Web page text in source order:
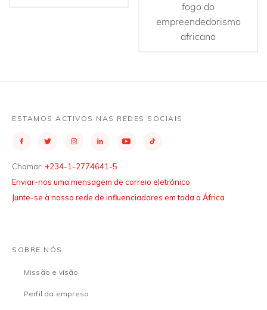
fogo do
empreendedorismo
africano
ESTAMOS ACTIVOS NAS REDES SOCIAIS
Chamar: +234-1-2774641-5
Enviar-nos uma mensagem de correio eletrónico
Junte-se à nossa rede de influenciadores em toda a África
SOBRE NÓS
Missão e visão
Perfil da empresa